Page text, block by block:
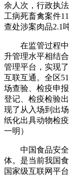
余人次，行政执
工病死畜禽案件
查处涉案肉品2.1吨
在监管过程中
升管理水平相结
管理平台，实现
互联互通。全区
场查验、检疫申
登记、检疫检验
现了从入场到出
纸化出具动物检
一明）
中国食品安全
体。是当前我国
国家级互联网平台